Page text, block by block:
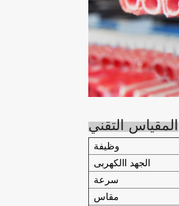
المقياس التقني
وظيفة
الجهد االكهربى
سرعة
مقاس